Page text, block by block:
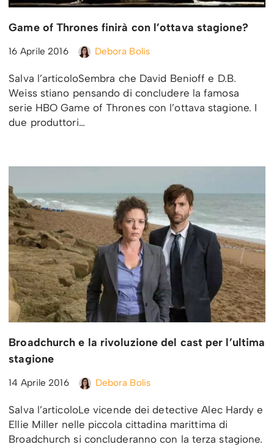
Game of Thrones finirà con l’ottava stagione?
16 Aprile 2016 Debora Bolis
Salva l’articoloSembra che David Benioff e D.B.
Weiss stiano pensando di concludere la famosa
serie HBO Game of Thrones con l’ottava stagione. I
due produttori…
Broadchurch e la rivoluzione del cast per l’ultima
stagione
14 Aprile 2016 Debora Bolis
Salva l’articoloLe vicende dei detective Alec Hardy e
Ellie Miller nelle piccola cittadina marittima di
Broadchurch si concluderanno con la terza stagione.